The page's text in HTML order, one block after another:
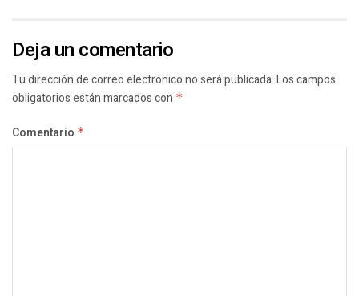
Deja un comentario
Tu dirección de correo electrónico no será publicada.Los campos
obligatorios están marcados con *
Comentario *